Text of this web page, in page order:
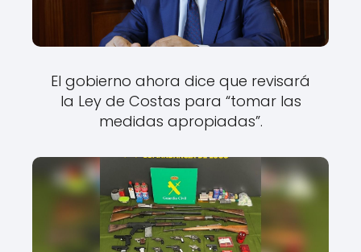
El gobierno ahora dice que revisará
la Ley de Costas para “tomar las
medidas apropiadas”.